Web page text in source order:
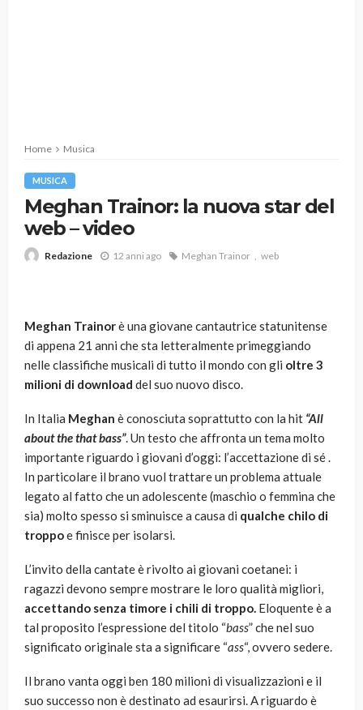
Home Musica
MUSICA
Meghan Trainor: la nuova star del
web – video
Redazione 12 anni ago Meghan Trainor web
Meghan Trainorè una giovane cantautrice statunitense
di appena 21 anni che sta letteralmente primeggiando
nelle classifiche musicali di tutto il mondo con gli oltre 3
milioni di download del suo nuovo disco.
In Italia Meghan è conosciuta soprattutto con la hit “All
about the that bass”. Un testo che affronta un tema molto
importante riguardo i giovani d’oggi: l’accettazione di sé .
In particolare il brano vuol trattare un problema attuale
legato al fatto che un adolescente (maschio o femmina che
sia) molto spesso si sminuisce a causa di qualche chilo di
troppoe finisce per isolarsi.
L’invito della cantate è rivolto ai giovani coetanei: i
ragazzi devono sempre mostrare le loro qualità migliori,
accettando senza timore i chili di troppo. Eloquente è a
tal proposito l’espressione del titolo “bass” che nel suo
significato originale sta a significare “ass“, ovvero sedere.
Il brano vanta oggi ben 180 milioni di visualizzazioni e il
suo successo non è destinato ad esaurirsi. A riguardo è